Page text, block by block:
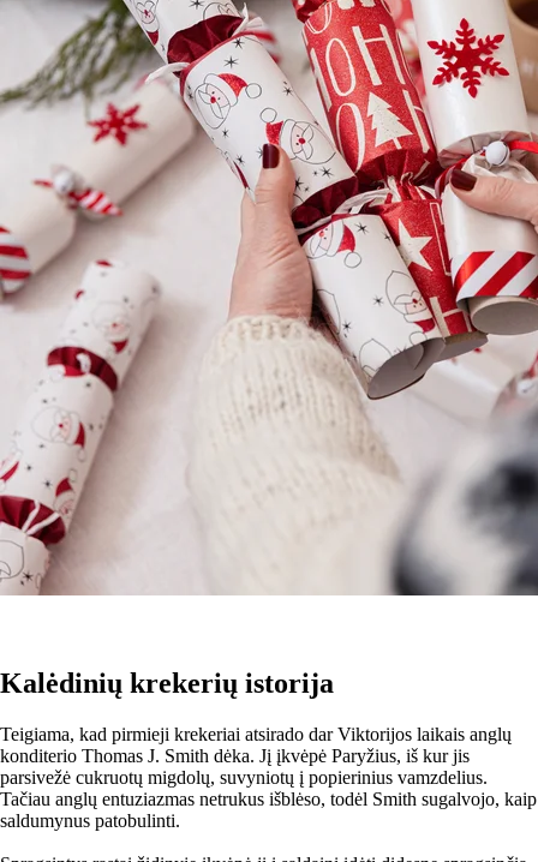
Kalėdinių krekerių istorija
Teigiama, kad pirmieji krekeriai atsirado dar Viktorijos laikais anglų
konditerio Thomas J. Smith dėka. Jį įkvėpė Paryžius, iš kur jis
parsivežė cukruotų migdolų, suvyniotų į popierinius vamzdelius.
Tačiau anglų entuziazmas netrukus išblėso, todėl Smith sugalvojo, kaip
saldumynus patobulinti.